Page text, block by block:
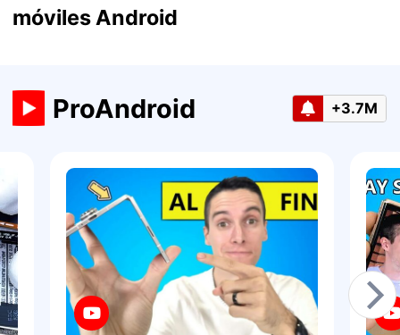
móviles Android
ProAndroid +3.7M